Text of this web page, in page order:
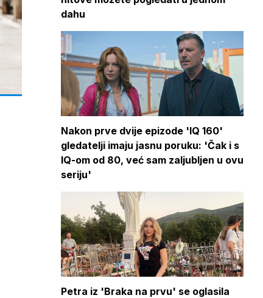
dahu
Nakon prve dvije epizode 'IQ 160'
gledatelji imaju jasnu poruku: 'Čak i s
IQ-om od 80, već sam zaljubljen u ovu
seriju'
Petra iz 'Braka na prvu' se oglasila